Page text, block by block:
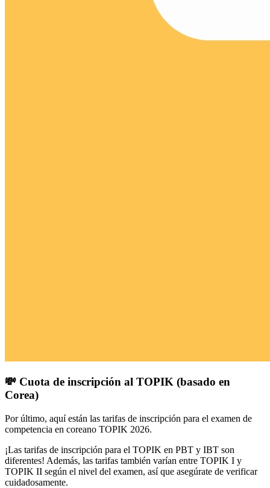
💸 Cuota de inscripción al TOPIK (basado en
Corea)
Por último, aquí están las tarifas de inscripción para el examen de
competencia en coreano TOPIK 2026.
¡Las tarifas de inscripción para el TOPIK en PBT y IBT son
diferentes! Además, las tarifas también varían entre TOPIK I y
TOPIK II según el nivel del examen, así que asegúrate de verificar
cuidadosamente.